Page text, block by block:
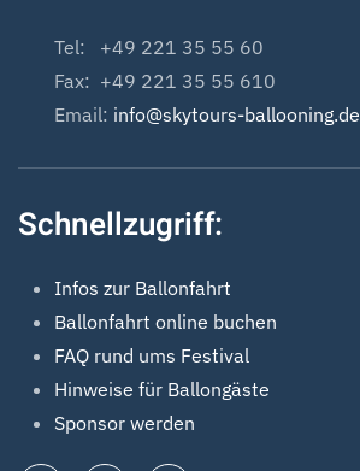
Tel: +49 221 35 55 60
Fax: +49 221 35 55 610
Email: info@skytours-ballooning.de
Schnellzugriff:
Infos zur Ballonfahrt
Ballonfahrt online buchen
FAQ rund ums Festival
Hinweise für Ballongäste
Sponsor werden